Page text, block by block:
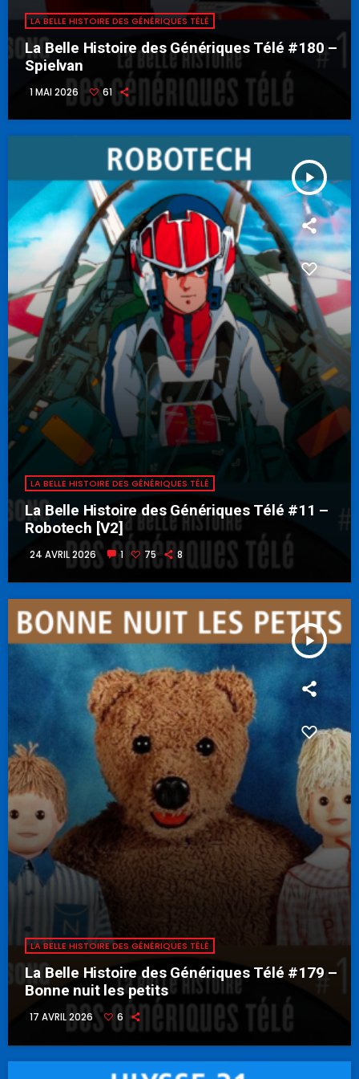
LA BELLE HISTOIRE DES GÉNÉRIQUES TÉLÉ
La Belle Histoire des Génériques Télé #180 –
Spielvan
1 MAI 2026 61
play_arrow
LA BELLE HISTOIRE DES GÉNÉRIQUES TÉLÉ
La Belle Histoire des Génériques Télé #11 –
Robotech [V2]
24 AVRIL 2026 1 75 8
play_arrow
LA BELLE HISTOIRE DES GÉNÉRIQUES TÉLÉ
La Belle Histoire des Génériques Télé #179 –
Bonne nuit les petits
17 AVRIL 2026 6